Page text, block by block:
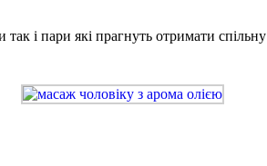
і пари які прагнуть отримати спільну